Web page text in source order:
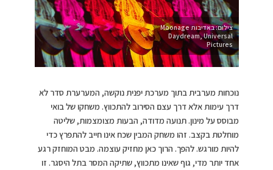
צילום: באדיבות Moonage
Daydream, Universal
Pictures
נוכחות מערבית בתוך מערכת יפנית נוקשה, המערערת סדר לא
דרך עימות אלא דרך עצם הסירוב להתכווץ. משחקו של בואי
מבוסס על מינון. תנועה מדודה, הבעות מצומצמות, שליטה
מוחלטת בקצב. זהו משחק המבין שכח אינו חייב להתפרץ כדי
להיות מורגש. להפך. הרוך כאן מחזיק עוצמה. מבט המוחזק רגע
אחד יותר מדי, גוף שאינו מתכווץ, שתיקה המסר בתל היסגר. זו